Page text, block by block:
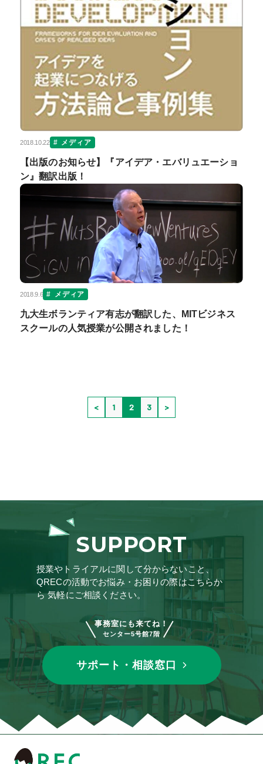
2018.10.22 メディア
【出版のお知らせ】『アイデア・エバリュエーショ
ン』翻訳出版！
2018.9.6 メディア
九大生ボランティア有志が翻訳した、MITビジネス
スクールの人気授業が公開されました！
< 1 2 3 >
SUPPORT
授業やトライアルに関して分からないこと、
QRECの活動でお悩み・お困りの際はこちらか
ら気軽にご相談ください。
事務室にも来てね！
センター5号館7階
サポート・相談窓口